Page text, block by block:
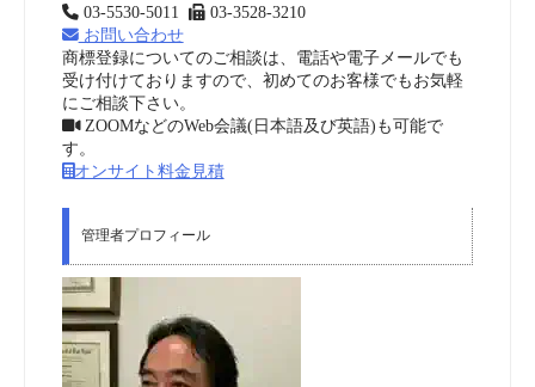
03-5530-5011
03-3528-3210
お問い合わせ
商標登録についてのご相談は、電話や電子メールでも
受け付けておりますので、初めてのお客様でもお気軽
にご相談下さい。
ZOOMなどのWeb会議(日本語及び英語)も可能で
す。
オンサイト料金見積
管理者プロフィール